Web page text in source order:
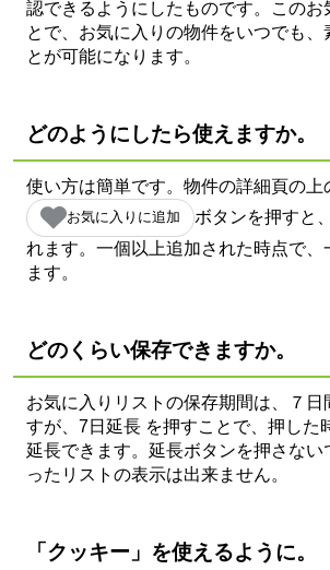
お気に入り
認できるようにしたものです。このお
とで、お気に入りの物件をいつでも、
とが可能になります。
どのようにしたら使えますか。
使い方は簡単です。物件の詳細頁の上
お気に入りに追加
ボタンを押すと
れます。一個以上追加された時点で、
ます。
どのくらい保存できますか。
お気に入りリストの保存期間は、７日
すが、 7日延長 を押すことで、押した
延長できます。延長ボタンを押さない
ったリストの表示は出来ません。
「クッキー」を使えるように。